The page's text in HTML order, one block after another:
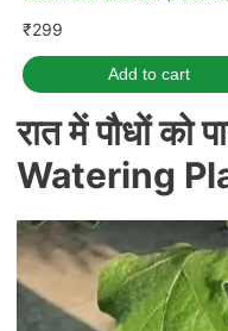
₹299
Add to cart
रात में पौधों को
Watering